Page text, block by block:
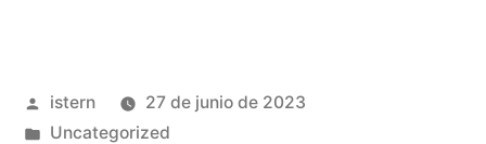
Publicado
por
istern
27 de junio de 2023
Publicado
Uncategorized